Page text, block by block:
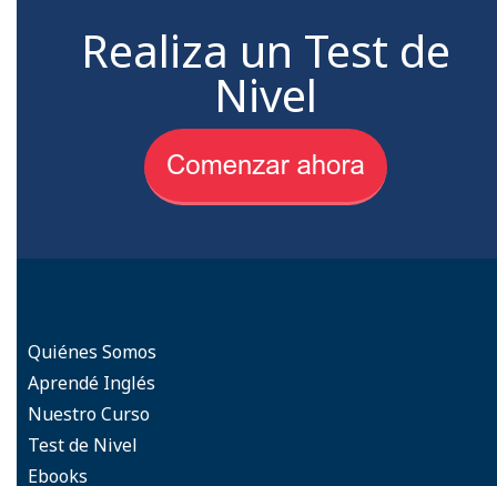
Realiza un Test de
Nivel
Quiénes Somos
Aprendé Inglés
Nuestro Curso
Test de Nivel
Ebooks